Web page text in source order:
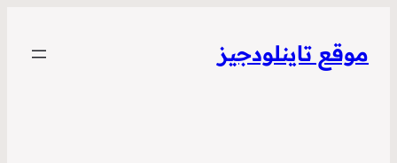
موقع تاينلودجيز